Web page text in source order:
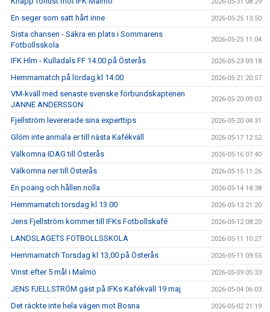
En seger som satt hårt inne 2026-05-25 13:50
Sista chansen - Säkra en plats i Sommarens
Fotbollsskola
2026-05-25 11:04
IFK Hlm - Kulladals FF 14.00 på Österås 2026-05-23 09:18
Hemmamatch på lördag kl 14.00 2026-05-21 20:57
VM-kväll med senaste svenske förbundskaptenen
JANNE ANDERSSON
2026-05-20 09:03
Fjellström levererade sina experttips 2026-05-20 04:31
Glöm inte anmäla er till nästa Kafékväll 2026-05-17 12:52
Välkomna IDAG till Österås 2026-05-16 07:40
Välkomna ner till Österås 2026-05-15 11:26
En poäng och hållen nolla 2026-05-14 18:38
Hemmamatch torsdag kl 13.00 2026-05-13 21:20
Jens Fjellström kommer till IFKs Fotbollskafé 2026-05-12 08:20
LANDSLAGETS FOTBOLLSSKOLA 2026-05-11 10:27
Hemmamatch Torsdag kl 13,00 på Österås 2026-05-11 09:55
Vinst efter 5 mål i Malmö 2026-05-09 05:33
JENS FJELLSTRÖM gäst på IFKs Kafékväll 19 maj 2026-05-04 06:03
Det räckte inte hela vägen mot Bosna 2026-05-02 21:19